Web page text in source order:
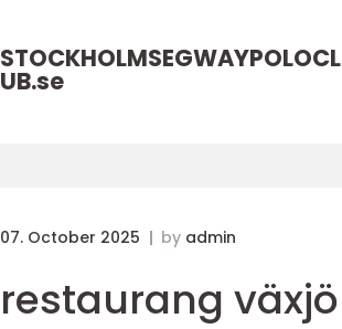
STOCKHOLMSEGWAYPOLOCL
UB.se
07. October 2025 by admin
restaurang växjö